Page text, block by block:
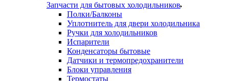
Запчасти для бытовых холодильников
Полки/Балконы
Уплотнитель для двери холодильника
Ручки для холодильников
Испарители
Конденсаторы бытовые
Датчики и термопредохранители
Блоки управления
Термостаты